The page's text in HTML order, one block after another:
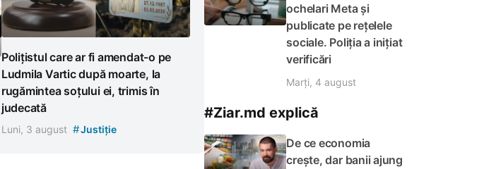
Polițistul care ar fi amendat-o pe
Ludmila Vartic după moarte, la
rugămintea soțului ei, trimis în
judecată
Luni, 3 august #Justiție
ochelari Meta și
publicate pe rețelele
sociale. Poliția a inițiat
verificări
Marți, 4 august
#Ziar.md explică
De ce economia
crește, dar banii ajung